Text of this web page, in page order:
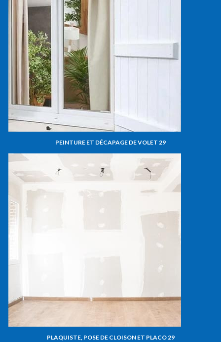
PEINTURE ET DÉCAPAGE DE VOLET 29
PLAQUISTE, POSE DE CLOISON ET PLACO 29